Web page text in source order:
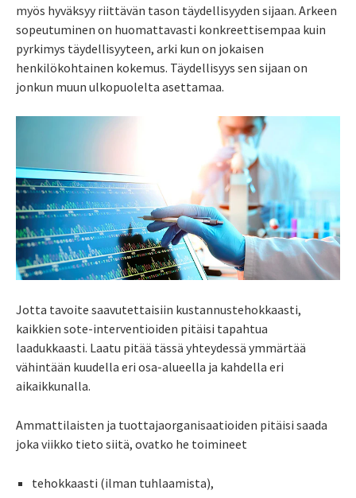
myös hyväksyy riittävän tason täydellisyyden sijaan. Arkeen
sopeutuminen on huomattavasti konkreettisempaa kuin
pyrkimys täydellisyyteen, arki kun on jokaisen
henkilökohtainen kokemus. Täydellisyys sen sijaan on
jonkun muun ulkopuolelta asettamaa.
Jotta tavoite saavutettaisiin kustannustehokkaasti,
kaikkien sote-interventioiden pitäisi tapahtua
laadukkaasti. Laatu pitää tässä yhteydessä ymmärtää
vähintään kuudella eri osa-alueella ja kahdella eri
aikaikkunalla.
Ammattilaisten ja tuottajaorganisaatioiden pitäisi saada
joka viikko tieto siitä, ovatko he toimineet
tehokkaasti (ilman tuhlaamista),